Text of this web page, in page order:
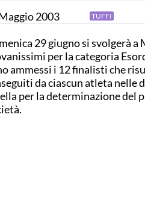
2003 TUFFI
29 giugno si svolgerà
per la categoria
ammessi i 12 finalisti che
da ciascun atleta nelle
per la determinazione del